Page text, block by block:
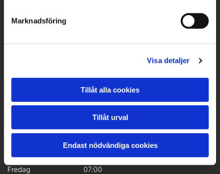
Marknadsföring
Visa detaljer
Tillåt alla cookies
Tillåt urval
Endast nödvändiga cookies
Offertförfrågan
Showroom, Produktion & Lager
Telefon:08-651 75 90
Mail:
Öppettider
Måndag - Torsdag 07:00
- 16:00
Fredag 07:00